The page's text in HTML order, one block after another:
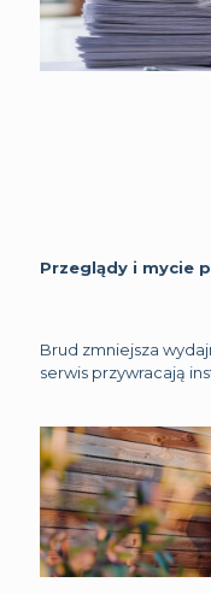
Przeglądy i mycie
Brud zmniejsza
serwis przywracają